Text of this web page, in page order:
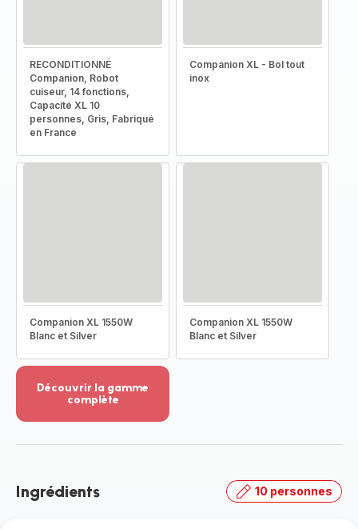
RECONDITIONNÉ
Companion, Robot
cuiseur, 14 fonctions,
Capacité XL 10
personnes, Gris, Fabriqué
en France
Companion XL - Bol tout
inox
Companion XL 1550W
Blanc et Silver
Companion XL 1550W
Blanc et Silver
Découvrir la gamme
complète
-
gamme
Ingrédients 10 personnes